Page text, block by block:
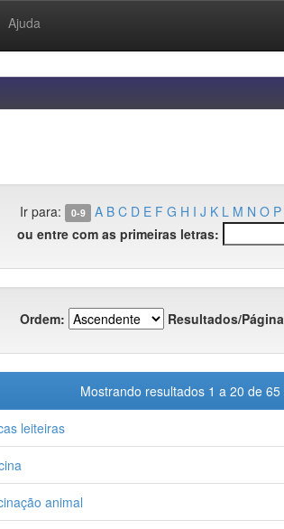
Ajuda
Ir para: 0-9 A B C D E F G H I J K L M N O P
ou entre com as primeiras letras:
Ordem: Resultados/Página
Mostrando resultados 1 a 20 de 65
leiteiras
animal